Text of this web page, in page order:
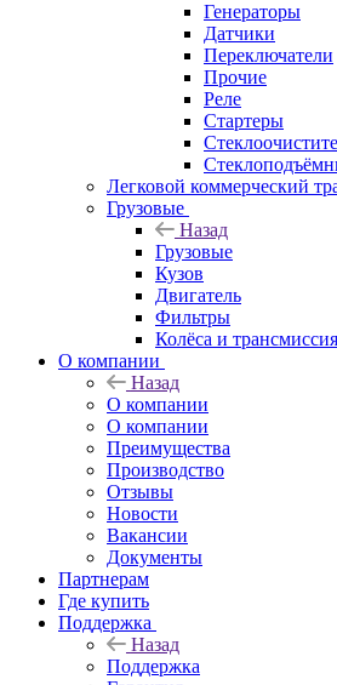
Генераторы
Датчики
Переключатели
Прочие
Реле
Стартеры
Легковой коммерческий
Грузовые
Назад
Грузовые
Кузов
Двигатель
Фильтры
Колёса и трансмиссия
О компании
Назад
О компании
О компании
Преимущества
Производство
Отзывы
Новости
Вакансии
Документы
Партнерам
Где купить
Поддержка
Назад
Поддержка